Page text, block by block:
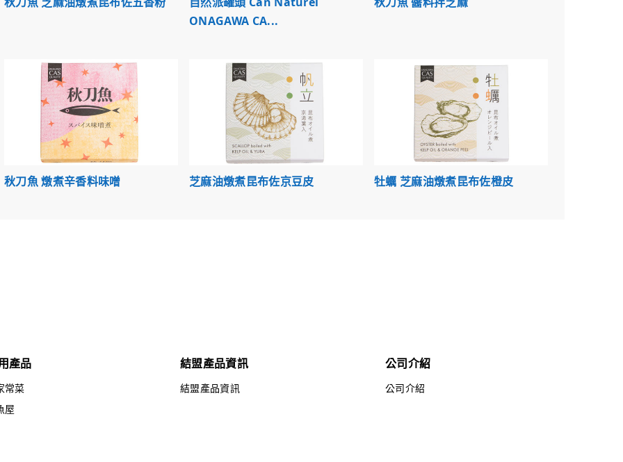
ONAGAWA CA...
秋刀魚 燉煮辛香料味噌 芝麻油燉煮昆布佐京豆皮 牡蠣 芝麻油燉煮昆布佐橙皮
產品
常菜
屋
結盟產品資訊
結盟產品資訊
公司介紹
公司介紹